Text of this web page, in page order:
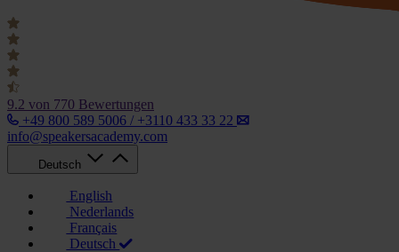
9.2 von 770 Bewertungen
+49 800 589 5006 / +3110 433 33 22
info@speakersacademy.com
Deutsch
English
Nederlands
Français
Deutsch